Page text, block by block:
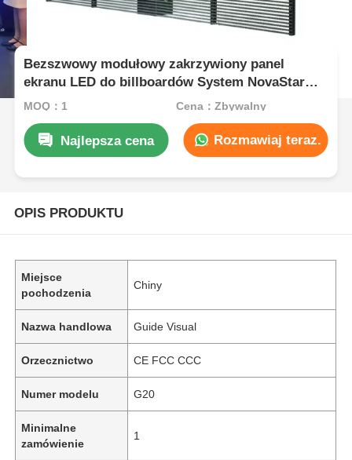
Bezszwowy modułowy zakrzywiony panel
ekranu LED do billboardów System NovaStar
6000 nitów
MOQ：1 Cena：Zbywalny
Najlepsza cena Rozmawiaj teraz.
OPIS PRODUKTU
Miejsce
pochodzenia
Chiny
Nazwa handlowa Guide Visual
Orzecznictwo CE FCC CCC
Numer modelu G20
Minimalne
zamówienie
1